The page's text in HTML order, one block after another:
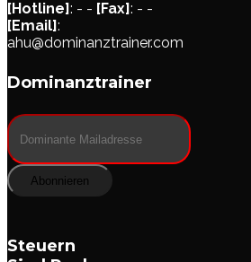
[Hotline] : - - [Fax] : - -
[Email] :
ahu@dominanztrainer.com
Dominanztrainer
Abonnieren
Steuern